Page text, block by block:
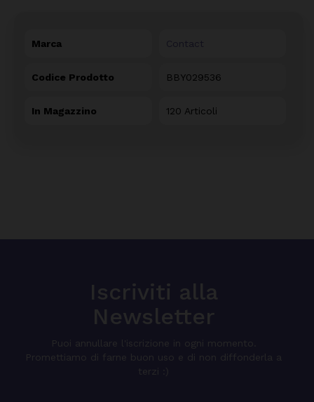
Marca Contact
Codice Prodotto BBY029536
In Magazzino 120 Articoli
Iscriviti alla
Newsletter
Puoi annullare l'iscrizione in ogni momento.
Promettiamo di farne buon uso e di non diffonderla a
terzi :)